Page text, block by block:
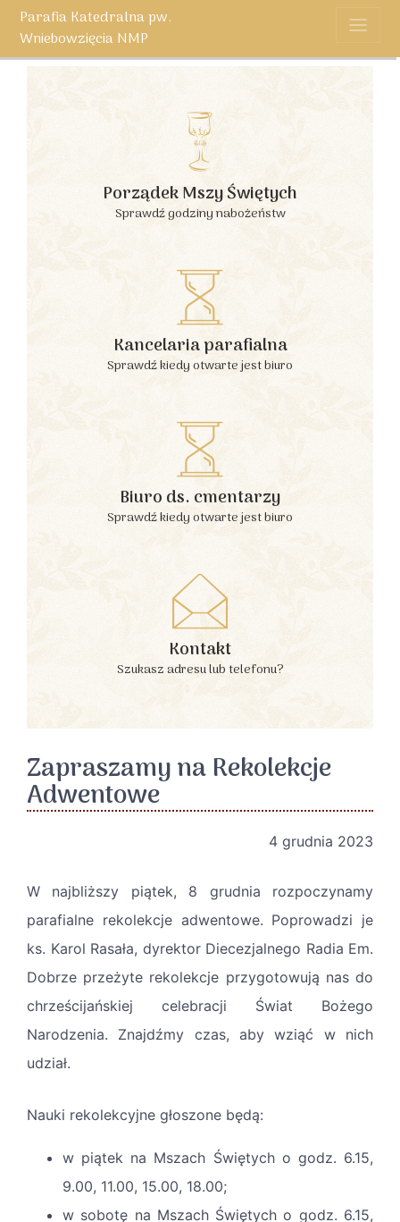
Parafia Katedralna pw.
Wniebowzięcia NMP
Porządek Mszy Świętych
Sprawdź godziny nabożeństw
Kancelaria parafialna
Sprawdź kiedy otwarte jest biuro
Biuro ds. cmentarzy
Sprawdź kiedy otwarte jest biuro
Kontakt
Szukasz adresu lub telefonu?
Zapraszamy na Rekolekcje
Adwentowe
4 grudnia 2023
W najbliższy piątek, 8 grudnia rozpoczynamy
parafialne rekolekcje adwentowe. Poprowadzi je
ks. Karol Rasała, dyrektor Diecezjalnego Radia Em.
Dobrze przeżyte rekolekcje przygotowują nas do
chrześcijańskiej celebracji Świat Bożego
Narodzenia. Znajdźmy czas, aby wziąć w nich
udział.
Nauki rekolekcyjne głoszone będą:
w piątek na Mszach Świętych o godz. 6.15,
9.00, 11.00, 15.00, 18.00;
w sobotę na Mszach Świętych o godz. 6.15,